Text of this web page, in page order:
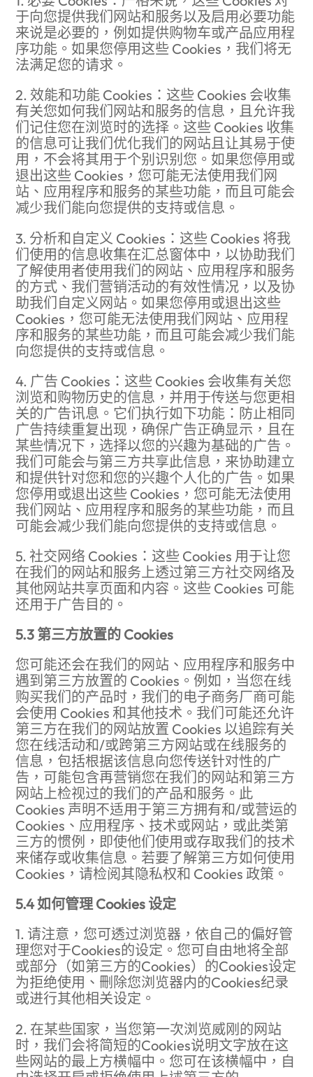
于向您提供我们网站和服务以及启用必要功能
来说是必要的，例如提供购物车或产品应用程
序功能。如果您停用这些 Cookies，我们将无
法满足您的请求。
2. 效能和功能 Cookies：这些 Cookies 会收集
有关您如何我们网站和服务的信息，且允许我
们记住您在浏览时的选择。这些 Cookies 收集
的信息可让我们优化我们的网站且让其易于使
用，不会将其用于个别识别您。如果您停用或
退出这些 Cookies，您可能无法使用我们网
站、应用程序和服务的某些功能，而且可能会
减少我们能向您提供的支持或信息。
3. 分析和自定义 Cookies：这些 Cookies 将我
们使用的信息收集在汇总窗体中，以协助我们
了解使用者使用我们的网站、应用程序和服务
的方式、我们营销活动的有效性情况，以及协
助我们自定义网站。如果您停用或退出这些
Cookies，您可能无法使用我们网站、应用程
序和服务的某些功能，而且可能会减少我们能
向您提供的支持或信息。
4. 广告 Cookies：这些 Cookies 会收集有关您
浏览和购物历史的信息，并用于传送与您更相
关的广告讯息。它们执行如下功能：防止相同
广告持续重复出现，确保广告正确显示，且在
某些情况下，选择以您的兴趣为基础的广告。
我们可能会与第三方共享此信息，来协助建立
和提供针对您和您的兴趣个人化的广告。如果
您停用或退出这些 Cookies，您可能无法使用
我们网站、应用程序和服务的某些功能，而且
可能会减少我们能向您提供的支持或信息。
5. 社交网络 Cookies：这些 Cookies 用于让您
在我们的网站和服务上透过第三方社交网络及
其他网站共享页面和内容。这些 Cookies 可能
还用于广告目的。
5.3 第三方放置的 Cookies
您可能还会在我们的网站、应用程序和服务中
遇到第三方放置的 Cookies。例如，当您在线
购买我们的产品时，我们的电子商务厂商可能
会使用 Cookies 和其他技术。我们可能还允许
第三方在我们的网站放置 Cookies 以追踪有关
您在线活动和/或跨第三方网站或在线服务的
信息，包括根据该信息向您传送针对性的广
告，可能包含再营销您在我们的网站和第三方
网站上检视过的我们的产品和服务。此
Cookies 声明不适用于第三方拥有和/或营运的
Cookies、应用程序、技术或网站，或此类第
三方的惯例，即使他们使用或存取我们的技术
来储存或收集信息。若要了解第三方如何使用
Cookies，请检阅其隐私权和 Cookies 政策。
5.4 如何管理 Cookies 设定
1. 请注意，您可透过浏览器，依自己的偏好管
理您对于Cookies的设定。您可自由地将全部
或部分（如第三方的Cookies）的Cookies设定
为拒绝使用、删除您浏览器内的Cookies纪录
或进行其他相关设定。
2. 在某些国家，当您第一次浏览威刚的网站
时，我们会将简短的Cookies说明文字放在这
些网站的最上方横幅中。您可在该横幅中，自